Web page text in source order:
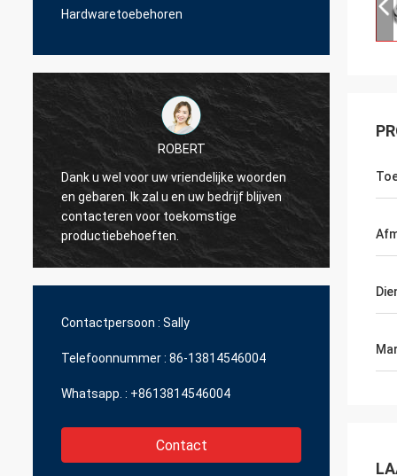
Hardwaretoebehoren
ROBERT
Dank u wel voor uw vriendelijke woorden
en gebaren. Ik zal u en uw bedrijf blijven
contacteren voor toekomstige
productiebehoeften.
Ik wil
Contactpersoon : Sally
Telefoonnummer : 86-13814546004
Whatsapp. : +8613814546004
Contact